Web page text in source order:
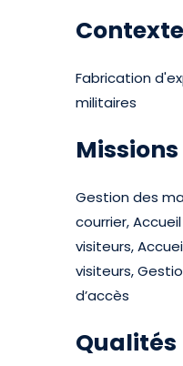
Contexte
Fabrication
militaires
Missions
Gestion des
courrier,
visiteurs,
visiteurs,
d’accès
Qualités